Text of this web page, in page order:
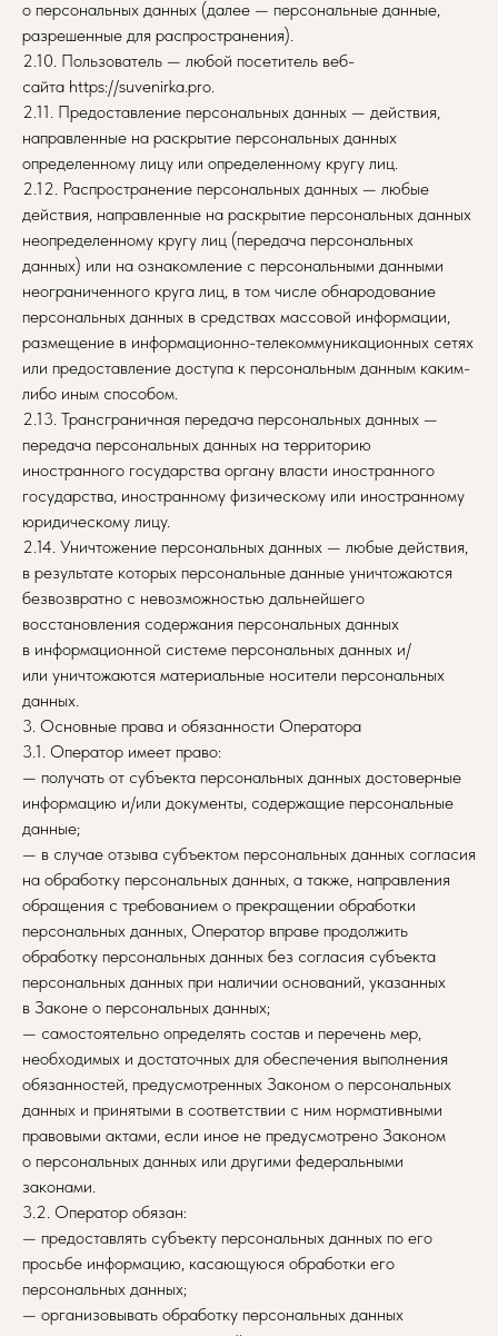
о персональных данных (далее — персональные данные,
разрешенные для распространения).
2.10. Пользователь — любой посетитель веб-
сайта https://suvenirka.pro.
2.11. Предоставление персональных данных — действия,
направленные на раскрытие персональных данных
определенному лицу или определенному кругу лиц.
2.12. Распространение персональных данных — любые
действия, направленные на раскрытие персональных данных
неопределенному кругу лиц (передача персональных
данных) или на ознакомление с персональными данными
неограниченного круга лиц, в том числе обнародование
персональных данных в средствах массовой информации,
размещение в информационно-телекоммуникационных сетях
или предоставление доступа к персональным данным каким-
либо иным способом.
2.13. Трансграничная передача персональных данных —
передача персональных данных на территорию
иностранного государства органу власти иностранного
государства, иностранному физическому или иностранному
юридическому лицу.
2.14. Уничтожение персональных данных — любые действия,
в результате которых персональные данные уничтожаются
безвозвратно с невозможностью дальнейшего
восстановления содержания персональных данных
в информационной системе персональных данных и/
или уничтожаются материальные носители персональных
данных.
3. Основные права и обязанности Оператора
3.1. Оператор имеет право:
— получать от субъекта персональных данных достоверные
информацию и/или документы, содержащие персональные
данные;
— в случае отзыва субъектом персональных данных согласия
на обработку персональных данных, а также, направления
обращения с требованием о прекращении обработки
персональных данных, Оператор вправе продолжить
обработку персональных данных без согласия субъекта
персональных данных при наличии оснований, указанных
в Законе о персональных данных;
— самостоятельно определять состав и перечень мер,
необходимых и достаточных для обеспечения выполнения
обязанностей, предусмотренных Законом о персональных
данных и принятыми в соответствии с ним нормативными
правовыми актами, если иное не предусмотрено Законом
о персональных данных или другими федеральными
законами.
3.2. Оператор обязан:
— предоставлять субъекту персональных данных по его
просьбе информацию, касающуюся обработки его
персональных данных;
— организовывать обработку персональных данных